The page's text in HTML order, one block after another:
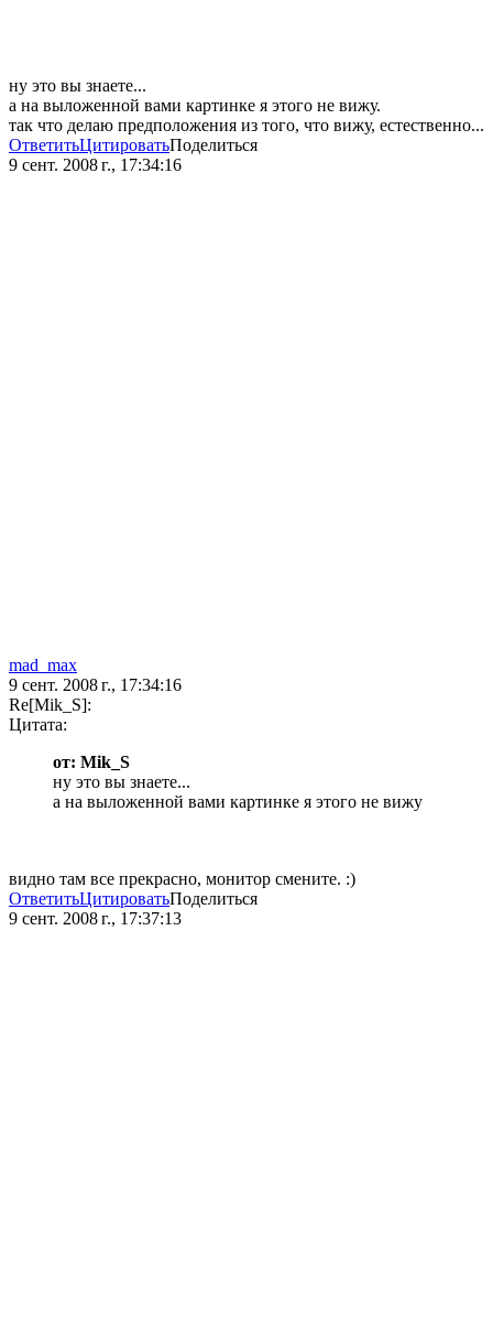
ну это вы знаете...
а на выложенной вами картинке я этого не вижу.
так что делаю предположения из того, что вижу, естественно...
ОтветитьЦитироватьПоделиться
9 сент. 2008 г., 17:34:16
mad_max
9 сент. 2008 г., 17:34:16
Re[Mik_S]:
Цитата:
от: Mik_S
ну это вы знаете...
а на выложенной вами картинке я этого не вижу
видно там все прекрасно, монитор смените. :)
ОтветитьЦитироватьПоделиться
9 сент. 2008 г., 17:37:13